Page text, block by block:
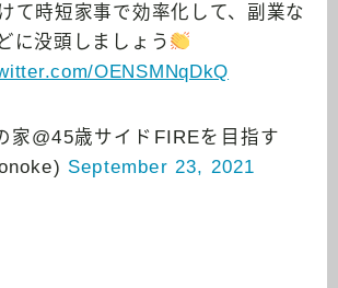
て時短家事で効率化して、副業な
どに没頭しましょう
OENSMNqDkQ
@45歳サイドFIREを目指す
September 23, 2021